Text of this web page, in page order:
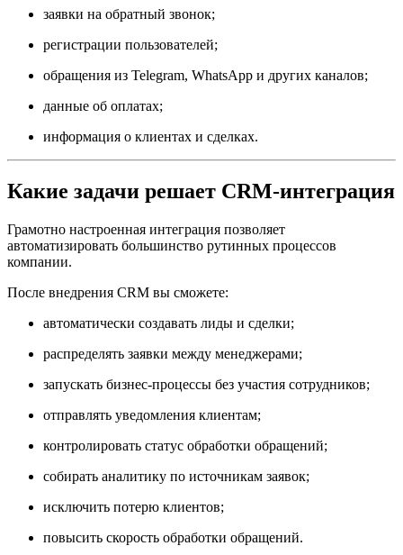
заявки на обратный звонок;
регистрации пользователей;
обращения из Telegram, WhatsApp и других каналов;
данные об оплатах;
информация о клиентах и сделках.
Какие задачи решает CRM-интеграция
Грамотно настроенная интеграция позволяет
автоматизировать большинство рутинных процессов
компании.
После внедрения CRM вы сможете:
автоматически создавать лиды и сделки;
распределять заявки между менеджерами;
запускать бизнес-процессы без участия сотрудников;
отправлять уведомления клиентам;
контролировать статус обработки обращений;
собирать аналитику по источникам заявок;
исключить потерю клиентов;
повысить скорость обработки обращений.